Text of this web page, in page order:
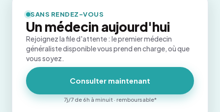
SANS RENDEZ-VOUS
Un médecin aujourd'hui
Rejoignez la file d'attente : le premier médecin
généraliste disponible vous prend en charge, où que
vous soyez.
Consulter maintenant
7j/7 de 6h à minuit · remboursable*